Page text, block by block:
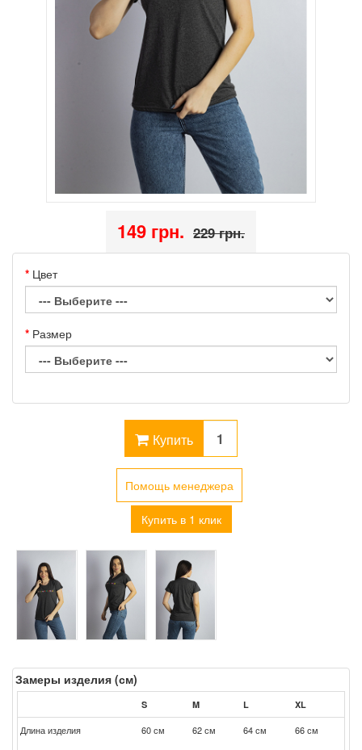
149 грн. 229 грн.
Цвет
Размер
Купить
Помощь менеджера
Купить в 1 клик
Замеры изделия (см)
S M L XL
Длина изделия 60 см 62 см 64 см
66 см